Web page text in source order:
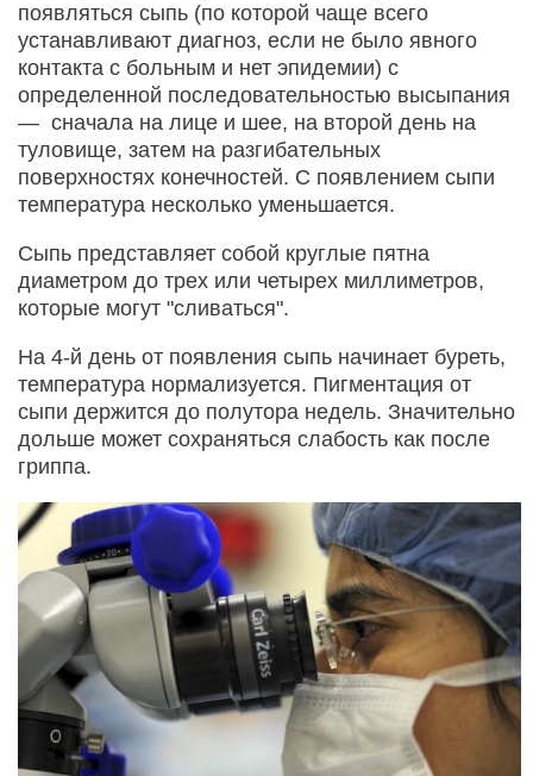
появляться сыпь (по которой чаще всего
устанавливают диагноз, если не было явного
контакта с больным и нет эпидемии) с
определенной последовательностью высыпания
— сначала на лице и шее, на второй день на
туловище, затем на разгибательных
поверхностях конечностей. С появлением сыпи
температура несколько уменьшается.
Сыпь представляет собой круглые пятна
диаметром до трех или четырех миллиметров,
которые могут "сливаться".
На 4-й день от появления сыпь начинает буреть,
температура нормализуется. Пигментация от
сыпи держится до полутора недель. Значительно
дольше может сохраняться слабость как после
гриппа.